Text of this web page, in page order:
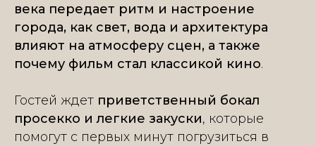
века передает ритм и настроение
города, как свет, вода и архитектура
влияют на атмосферу сцен, а также
почему фильм стал классикой кино.
Гостей ждет приветственный бокал
просекко и легкие закуски, которые
помогут с первых минут погрузиться в